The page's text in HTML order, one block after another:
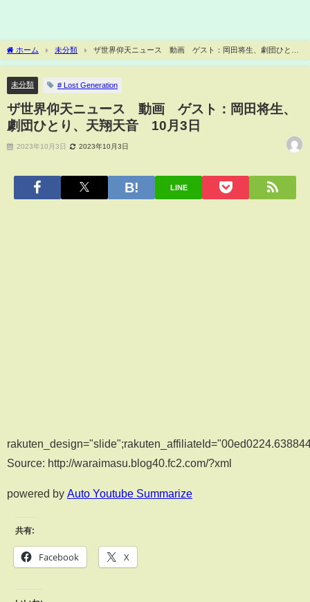
ホーム 未分類
ザ世界仰天ニュース 動画 ゲスト：岡田将生、劇団ひと
り、天翔天音 10月3日
未分類 # Lost Generation
ザ世界仰天ニュース 動画 ゲスト：岡田将生、
劇団ひとり、天翔天音 10月3日
2023年10月3日 2023年10月3日
LINE
Source: http://waraimasu.blog40.fc2.com/?xml
powered by Auto Youtube Summarize
共有:
Facebook X